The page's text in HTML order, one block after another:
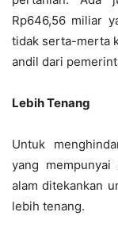
Rp646,56 miliar
tidak serta-merta
andil dari
Lebih Tenang
Untuk
yang
alam ditekankan
lebih tenang.